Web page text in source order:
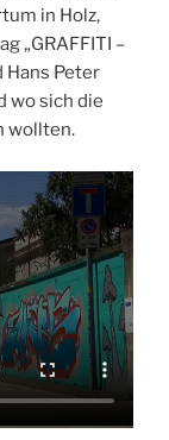
in Holz,
„GRAFFITI –
Hans Peter
wo sich die
wollten.